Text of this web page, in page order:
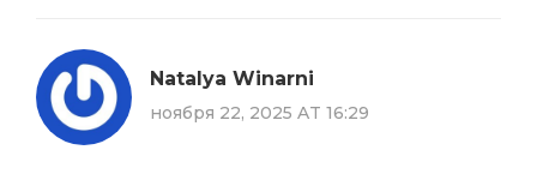
Natalya Winarni
ноября 22, 2025 AT 16:29